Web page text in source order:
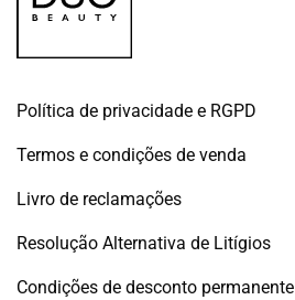
Política de privacidade e RGPD
Termos e condições de venda
Livro de reclamações
Resolução Alternativa de Litígios
Condições de desconto